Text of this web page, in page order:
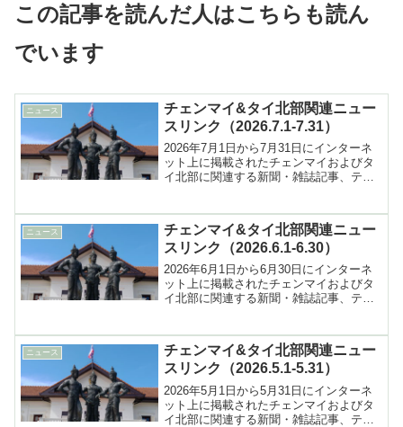
この記事を読んだ人はこちらも読ん
でいます
ニュース
チェンマイ&タイ北部関連ニュー
スリンク（2026.7.1-7.31）
2026年7月1日から7月31日にインターネ
ット上に掲載されたチェンマイおよびタ
イ北部に関連する新聞・雑誌記事、テレ
ニュース
チェンマイ&タイ北部関連ニュー
スリンク（2026.6.1-6.30）
2026年6月1日から6月30日にインターネ
ット上に掲載されたチェンマイおよびタ
イ北部に関連する新聞・雑誌記事、テレ
ニュース
チェンマイ&タイ北部関連ニュー
スリンク（2026.5.1-5.31）
2026年5月1日から5月31日にインターネ
ット上に掲載されたチェンマイおよびタ
イ北部に関連する新聞・雑誌記事、テレ